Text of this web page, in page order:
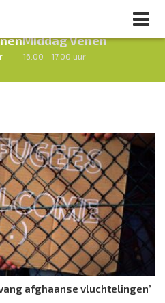
Middag Venen
16.00 - 17.00 uur
Volgend uur
afghaanse vluchtelingen’